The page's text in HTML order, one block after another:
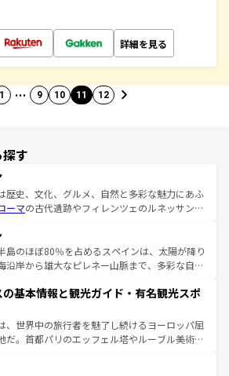
詳細を見る
1 … 9 10 11 12
す
歴史、文化、グルメ、自然と多彩な魅力にあふ
ーマの古代遺跡やフィレンツェのルネッサンス
カーナの美しい田園風景やアマルフィ海岸の絶
然景観も見逃せない。観光の合間には、本場の
タなど、絶品のイタリア料理を堪能することも
るイタリアで、忘れられない旅をしてみよう！
のイタリア情報は
島のほぼ80％を占めるスペインは、太陽が降り
沿岸から雄大なピレネー山脈まで、多彩な自然
くこの国では、情熱的なフラメンコ、熱気あふ
そして美味しいタパスが生活の一部となってい
ドリードの洗練された雰囲気や、バルセロナの
れた街角から、地方では古代ローマ遺跡や中世
によって風土や気候が異なるスペインはその個
の基本情報と観光ガイド・有名観光スポ
、世界中の旅行者を魅了し続けるヨーロッパ屈
だ。首都パリのエッフェル塔やルーブル美術館
魅力が詰まっている。華麗な宮殿、歴史的な大